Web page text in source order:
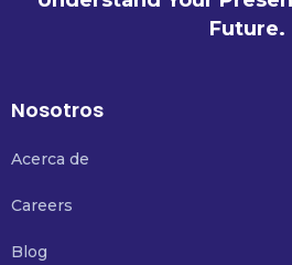
Future.
Nosotros
Acerca de
Careers
Blog